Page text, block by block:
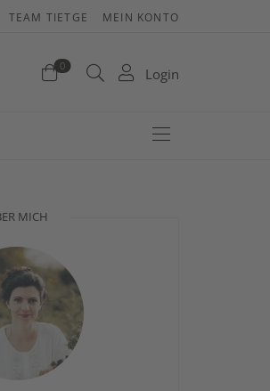
TEAM TIETGE MEIN KONTO
0 Login
MICH